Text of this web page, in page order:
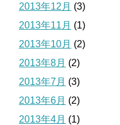
2013年12月 (3)
2013年11月 (1)
2013年10月 (2)
2013年8月 (2)
2013年7月 (3)
2013年6月 (2)
2013年4月 (1)